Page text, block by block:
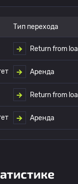
Тип перехода
Return from
Аренда
Return from
Аренда